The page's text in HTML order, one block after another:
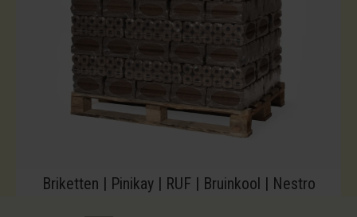
Briketten | Pinikay | RUF | Bruinkool | Nestro